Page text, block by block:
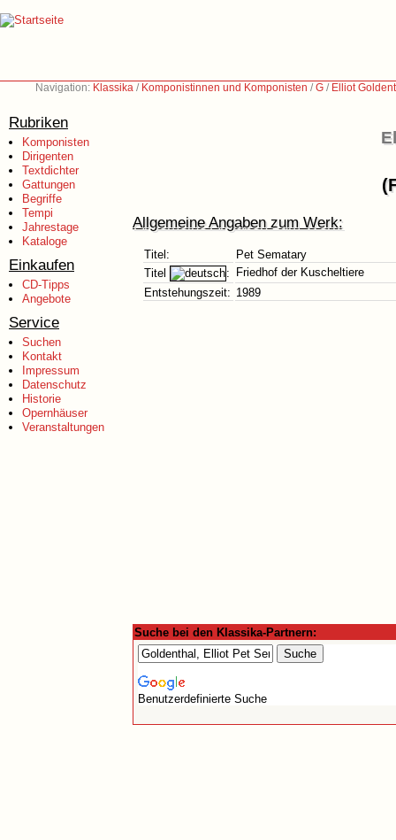
Navigation: Klassika / Komponistinnen und Komponisten /G / Elliot
Rubriken
Komponisten
Dirigenten
Textdichter
Gattungen
Begriffe
Tempi
Jahrestage
Kataloge
Einkaufen
CD-Tipps
Angebote
Service
Suchen
Kontakt
Impressum
Datenschutz
Historie
Opernhäuser
Veranstaltungen
Allgemeine Angaben zum Werk:
Titel:
Pet Sematary
Titel
:
Friedhof der Kuscheltiere
Entstehungszeit: 1989
Suche bei den Klassika-Partnern:
Benutzerdefinierte Suche